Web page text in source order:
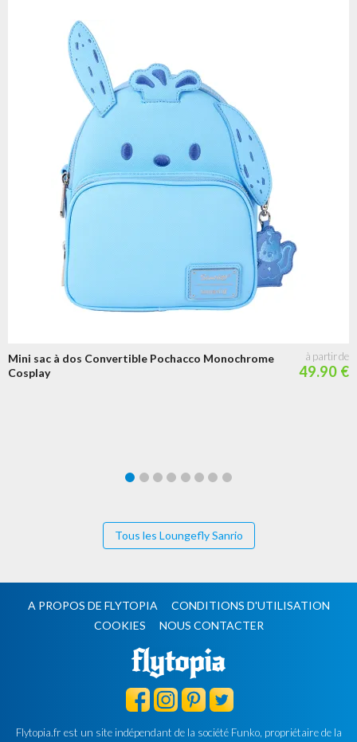
Mini sac à dos Convertible Pochacco Monochrome
Cosplay
49.90 €
Tous les Loungefly Sanrio
A PROPOS DE FLYTOPIA
CONDITIONS D'UTILISATION
COOKIES
NOUS CONTACTER
Flytopia.fr est un site indépendant de la société Funko, propriétaire de la